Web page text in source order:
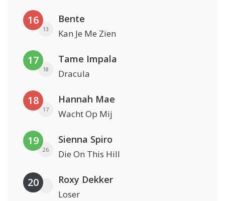
16
13
Bente
Kan Je Me Zien
17
18
Tame Impala
Dracula
18
17
Hannah Mae
Wacht Op Mij
19
26
Sienna Spiro
Die On This Hill
20 Roxy Dekker
Loser